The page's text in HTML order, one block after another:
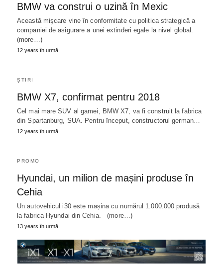
BMW va construi o uzină în Mexic
Această mişcare vine în conformitate cu politica strategică a
companiei de asigurare a unei extinderi egale la nivel global.
(more…)
12 years în urmă
ȘTIRI
BMW X7, confirmat pentru 2018
Cel mai mare SUV al gamei, BMW X7, va fi construit la fabrica
din Spartanburg, SUA. Pentru început, constructorul german…
12 years în urmă
PROMO
Hyundai, un milion de mașini produse în
Cehia
Un autovehicul i30 este mașina cu numărul 1.000.000 produsă
la fabrica Hyundai din Cehia. (more…)
13 years în urmă